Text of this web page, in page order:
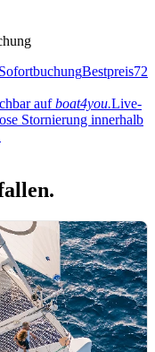
SofortbuchungBestpreis72
auf boat4you.Live-
Stornierung innerhalb